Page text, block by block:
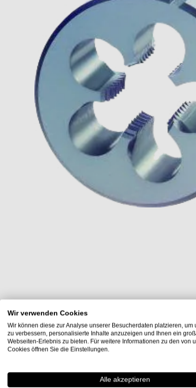
Wir verwenden Cookies
Wir können diese zur Analyse unserer Besucherdaten platzieren, um
zu verbessern, personalisierte Inhalte anzuzeigen und Ihnen ein
Webseiten-Erlebnis zu bieten. Für weitere Informationen zu den von
Cookies öffnen Sie die Einstellungen.
Alle akzeptieren